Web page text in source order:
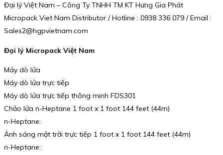
Đại lý Việt Nam – Công Ty TNHH TM KT Hưng Gia Phát
Micropack Viet Nam Distributor / Hotline : 0938 336 079 / Email :
Sales2@hgpvietnam.com
Đại lý Micropack Việt Nam
Máy dò lửa
Máy dò lửa trực tiếp
Máy dò lửa trực tiếp thông minh FDS301
Chảo lửa n-Heptane 1 foot x 1 foot 144 feet (44m)
n-Heptane:
Ánh sáng mặt trời trực tiếp 1 foot x 1 foot 144 feet (44m)
n-Heptane: